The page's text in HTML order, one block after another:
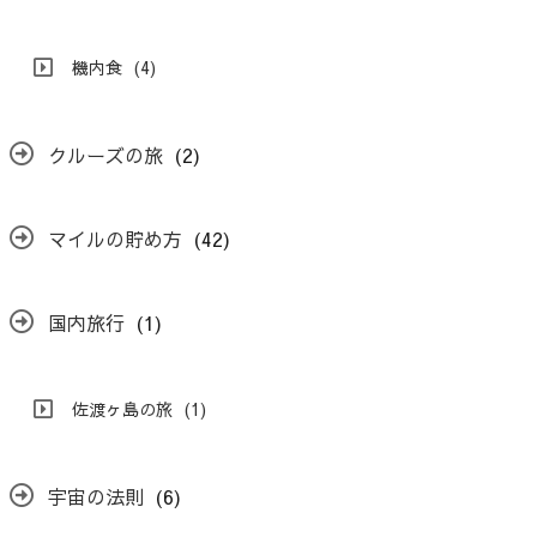
機内食 (4)
クルーズの旅 (2)
マイルの貯め方 (42)
国内旅行 (1)
佐渡ヶ島の旅 (1)
宇宙の法則 (6)